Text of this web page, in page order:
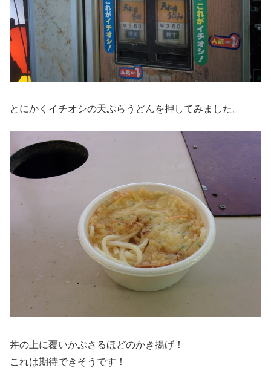
とにかくイチオシの天ぷらうどんを押してみました。
丼の上に覆いかぶさるほどのかき揚げ！
これは期待できそうです！